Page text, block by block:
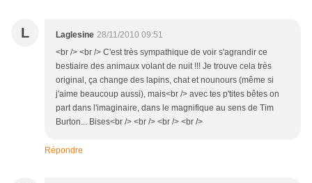
L Laglesine 28/11/2010 09:51
<br /> <br /> C'est très sympathique de voir s'agrandir ce
bestiaire des animaux volant de nuit !!! Je trouve cela très
original, ça change des lapins, chat et nounours (même si
j'aime beaucoup aussi), mais<br /> avec tes p'tites bêtes on
part dans l'imaginaire, dans le magnifique au sens de Tim
Burton... Bises<br /> <br /> <br /> <br />
Répondre